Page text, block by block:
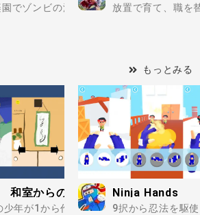
園でゾンビの波を迎え撃て..放置で育て、職を
もっとみる
和室からの脱出
少年が1から作った初心者向けの脱出ゲー
Ninja Hands
9択から忍法を駆